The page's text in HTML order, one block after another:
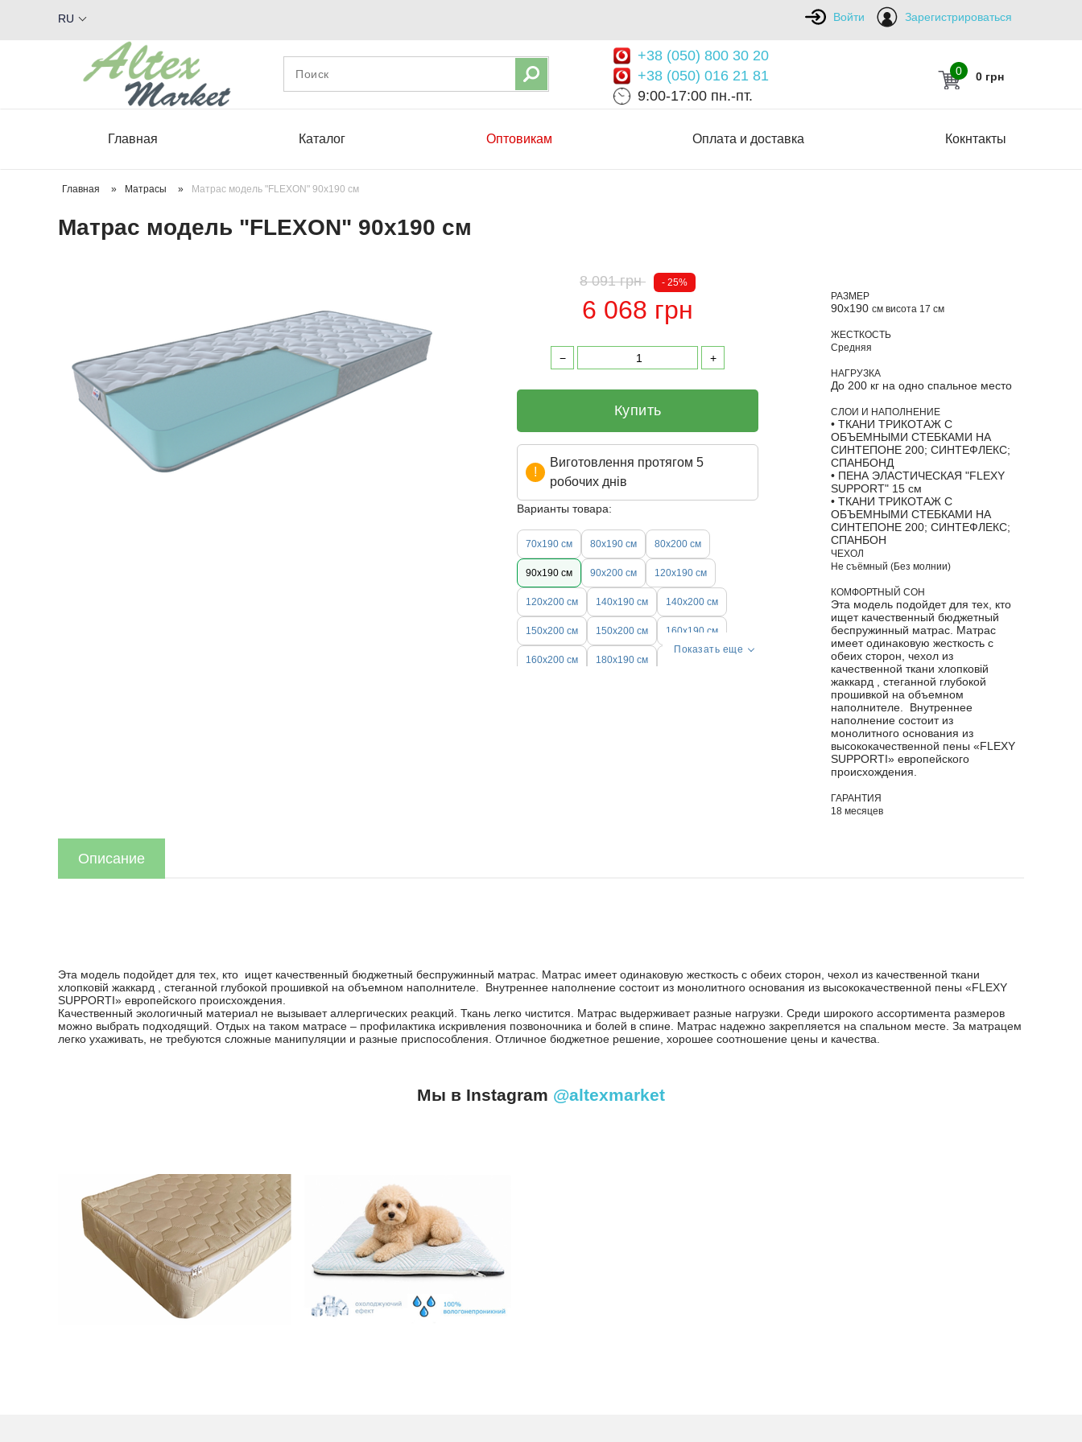
Войти Зарегистрироваться
RU
+38 (050) 800 30 20
+38 (050) 016 21 81
9:00-17:00 пн.-пт.
0 0 грн
Главная Каталог Оптовикам Оплата и доставка Кокнтакты
Главная » Матрасы » Матрас модель "FLEXON" 90х190 см
Матрас модель "FLEXON" 90х190 см
8 091 грн - 25%
6 068 грн
Купить
Виготовлення протягом 5
робочих днів
Варианты товара:
70х190 см 80х190 см 80х200 см
90х190 см 90х200 см 120х190 см
120х200 см 140х190 см 140х200 см
150х200 см 150x200 см 160х190 см
160х200 см 180х190 см
Показать еще
РАЗМЕР
90х190 см висота 17 см
ЖЕСТКОСТЬ
Средняя
НАГРУЗКА
До 200 кг на одно спальное место
СЛОИ И НАПОЛНЕНИЕ
• ТКАНИ ТРИКОТАЖ С
ОБЪЕМНЫМИ СТЕБКАМИ НА
СИНТЕПОНЕ 200; СИНТЕФЛЕКС;
СПАНБОНД
• ПЕНА ЭЛАСТИЧЕСКАЯ "FLEXY
SUPPORT" 15 см
• ТКАНИ ТРИКОТАЖ С
ОБЪЕМНЫМИ СТЕБКАМИ НА
СИНТЕПОНЕ 200; СИНТЕФЛЕКС;
СПАНБОН
ЧЕХОЛ
Не съёмный (Без молнии)
КОМФОРТНЫЙ СОН
Эта модель подойдет для тех, кто
ищет качественный бюджетный
беспружинный матрас. Матрас
имеет одинаковую жесткость с
обеих сторон, чехол из
качественной ткани хлопковій
жаккард , стеганной глубокой
прошивкой на объемном
наполнителе. Внутреннее
наполнение состоит из
монолитного основания из
высококачественной пены «FLEXY
SUPPORTI» европейского
происхождения.
ГАРАНТИЯ
18 месяцев
Описание
Эта модель подойдет для тех, кто ищет качественный бюджетный беспружинный матрас. Матрас имеет одинаковую жесткость с обеих сторон, чехол из качественной ткани
хлопковій жаккард , стеганной глубокой прошивкой на объемном наполнителе. Внутреннее наполнение состоит из монолитного основания из высококачественной пены «FLEXY
SUPPORTI» европейского происхождения.
Качественный экологичный материал не вызывает аллергических реакций. Ткань легко чистится. Матрас выдерживает разные нагрузки. Среди широкого ассортимента размеров
можно выбрать подходящий. Отдых на таком матрасе – профилактика искривления позвоночника и болей в спине. Матрас надежно закрепляется на спальном месте. За матрацем
легко ухаживать, не требуются сложные манипуляции и разные приспособления. Отличное бюджетное решение, хорошее соотношение цены и качества.
Мы в Instagram @altexmarket